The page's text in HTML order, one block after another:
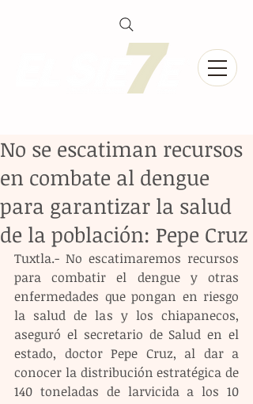
No se escatiman recursos
en combate al dengue
para garantizar la salud
de la población: Pepe Cruz
Tuxtla.- No escatimaremos recursos
para combatir el dengue y otras
enfermedades que pongan en riesgo
la salud de las y los chiapanecos,
aseguró el secretario de Salud en el
estado, doctor Pepe Cruz, al dar a
conocer la distribución estratégica de
140 toneladas de larvicida a los 10